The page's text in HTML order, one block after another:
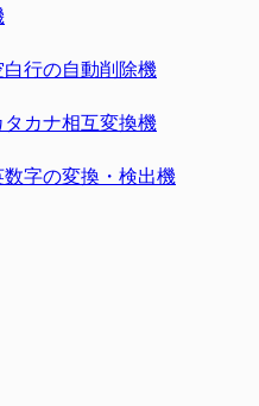
白行の自動削除機
カナ相互変換機
字の変換・検出機